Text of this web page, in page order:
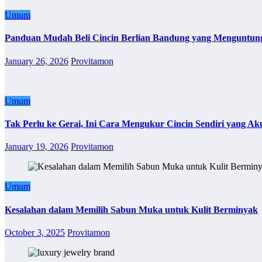
Umum
Panduan Mudah Beli Cincin Berlian Bandung yang
January 26, 2026 Provitamon
Umum
Tak Perlu ke Gerai, Ini Cara Mengukur Cincin Sendiri yang
January 19, 2026 Provitamon
Umum
Kesalahan dalam Memilih Sabun Muka untuk Kulit Berminyak
October 3, 2025 Provitamon